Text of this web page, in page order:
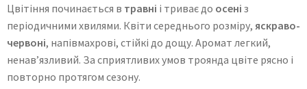
Цвітіння починається в травні і триває до осені з
періодичними хвилями. Квіти середнього розміру, яскраво-
червоні, напівмахрові, стійкі до дощу. Аромат легкий,
ненав’язливий. За сприятливих умов троянда цвіте рясно і
повторно протягом сезону.